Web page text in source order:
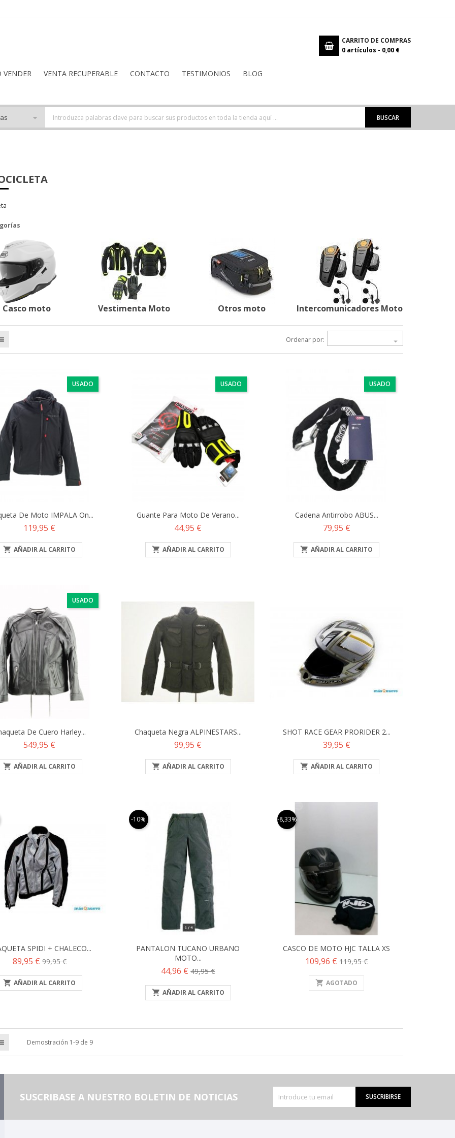
VENDER VENTA RECUPERABLE CONTACTO TESTIMONIOS BLOG
CARRITO DE COMPRAS
0 artículos - 0,00 €
BUSCAR
Casco moto Vestimenta Moto Otros moto Intercomunicadores Moto
Ordenar por: 
USADO
De Moto IMPALA On...
Precio
119,95 €
 AÑADIR AL CARRITO
USADO
Guante Para Moto De Verano...
Precio
44,95 €
 AÑADIR AL CARRITO
USADO
Cadena Antirrobo ABUS...
Precio
79,95 €
 AÑADIR AL CARRITO
USADO
De Cuero Harley...
Precio
549,95 €
 AÑADIR AL CARRITO
Chaqueta Negra ALPINESTARS...
Precio
99,95 €
 AÑADIR AL CARRITO
SHOT RACE GEAR PRORIDER 2...
Precio
39,95 €
 AÑADIR AL CARRITO
SPIDI + CHALECO...
Precio
89,95 €Precio
base
99,95 €
 AÑADIR AL CARRITO
-10%
PANTALON TUCANO URBANO
MOTO...
Precio
44,96 € Precio
base
49,95 €
 AÑADIR AL CARRITO
-8,33%
CASCO DE MOTO HJC TALLA XS
Precio
109,96 € Precio
119,95 €
shopping_cart AGOTADO
Demostración 1-9 de 9
SUSCRIBASE A NUESTRO BOLETIN DE NOTICIAS SUSCRIBIRSE